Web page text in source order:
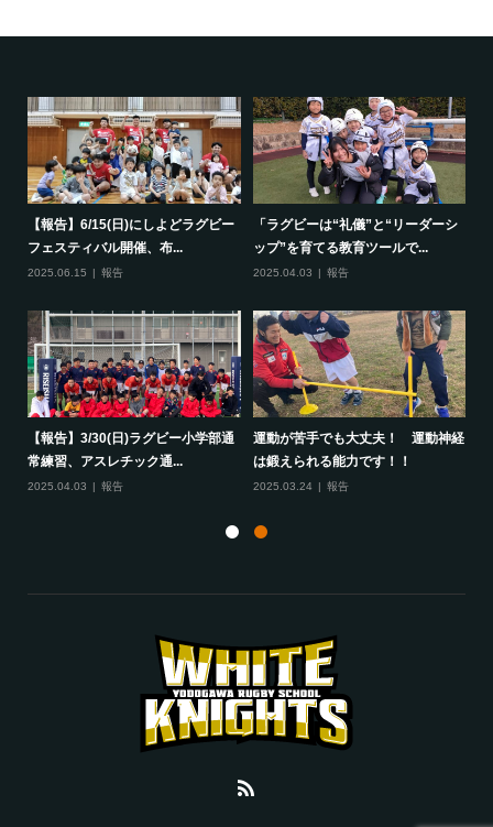
【報告】6/15(日)にしよどラグビー
フェスティバル開催、布...
2025.06.15 報告
「ラグビーは“礼儀”と“リーダーシ
ップ”を育てる教育ツールで...
2025.04.03 報告
【報告】3/30(日)ラグビー小学部通
常練習、アスレチック通...
2025.04.03 報告
運動が苦手でも大丈夫！ 運動神経
は鍛えられる能力です！！
2025.03.24 報告